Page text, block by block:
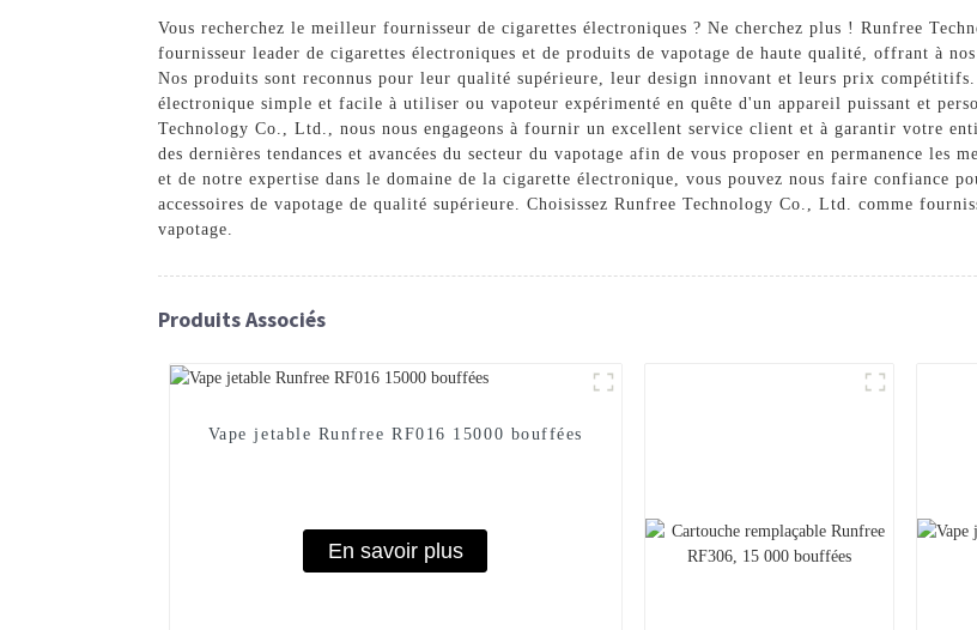
Vous recherchez le meilleur fournisseur de cigarettes électroniques ? Ne cherchez plus ! Runfree
fournisseur leader de cigarettes électroniques et de produits de vapotage de haute qualité, offrant à
Nos produits sont reconnus pour leur qualité supérieure, leur design innovant et leurs prix
électronique simple et facile à utiliser ou vapoteur expérimenté en quête d'un appareil puissant et
Technology Co., Ltd., nous nous engageons à fournir un excellent service client et à garantir votre
des dernières tendances et avancées du secteur du vapotage afin de vous proposer en permanence les
et de notre expertise dans le domaine de la cigarette électronique, vous pouvez nous faire confiance
accessoires de vapotage de qualité supérieure. Choisissez Runfree Technology Co., Ltd. comme
vapotage.
Produits Associés
Vape jetable Runfree RF016 15000 bouffées
En savoir plus